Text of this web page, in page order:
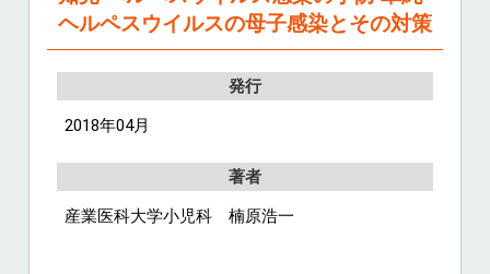
ヘルペスウイルスの母子感染とその対策
発行
2018年04月
著者
産業医科大学小児科 楠原浩一